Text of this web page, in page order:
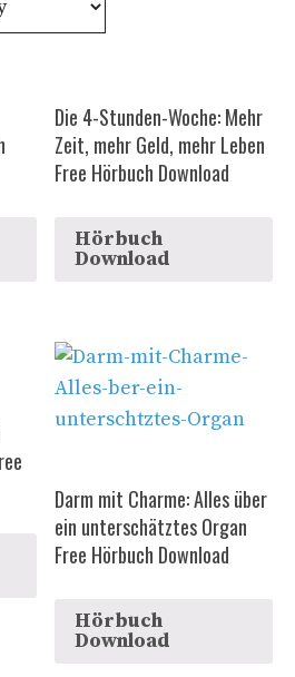
Die 4-Stunden-Woche: Mehr
Zeit, mehr Geld, mehr Leben
Free Hörbuch Download
Hörbuch
Download
Darm mit Charme: Alles über
ein unterschätztes Organ
Free Hörbuch Download
Hörbuch
Download